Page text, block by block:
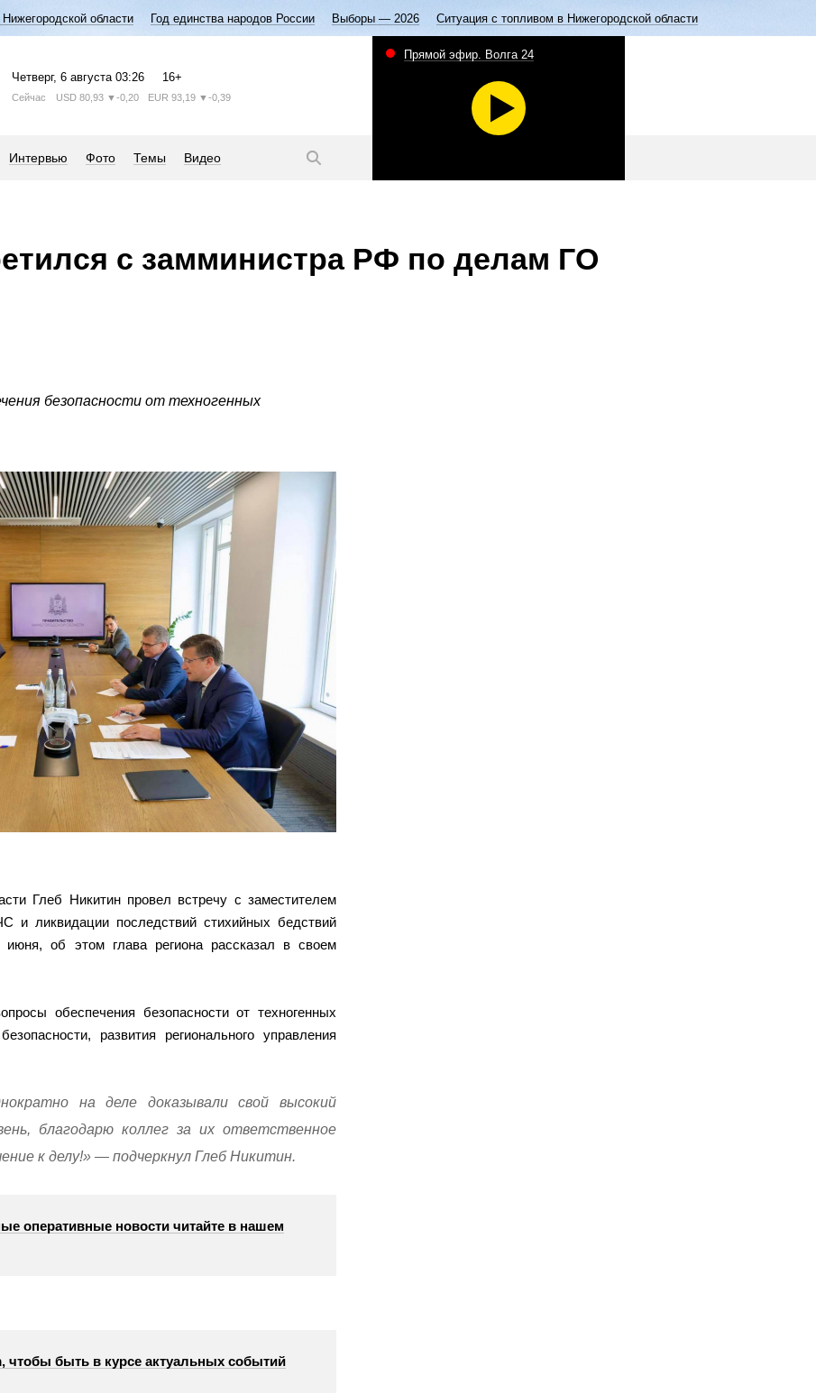
области Год единства народов России Выборы — 2026 Ситуация с топливом в Нижегородской области
Четверг, 6 августа 03:26 16+
Сейчас USD 80,93 ▼-0,20 EUR 93,19 ▼-0,39
Интервью Фото Темы Видео
Прямой эфир. Волга 24
с замминистра РФ по делам ГО
безопасности от техногенных
Глеб Никитин провел встречу с заместителем
ликвидации последствий стихийных бедствий
июня, об этом глава региона рассказал в своем
обеспечения безопасности от техногенных
развития регионального управления
на деле доказывали свой высокий
благодарю коллег за их ответственное
к делу!» — подчеркнул Глеб Никитин.
оперативные новости читайте в нашем
чтобы быть в курсе актуальных событий